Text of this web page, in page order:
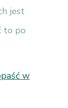
jest
to po
w